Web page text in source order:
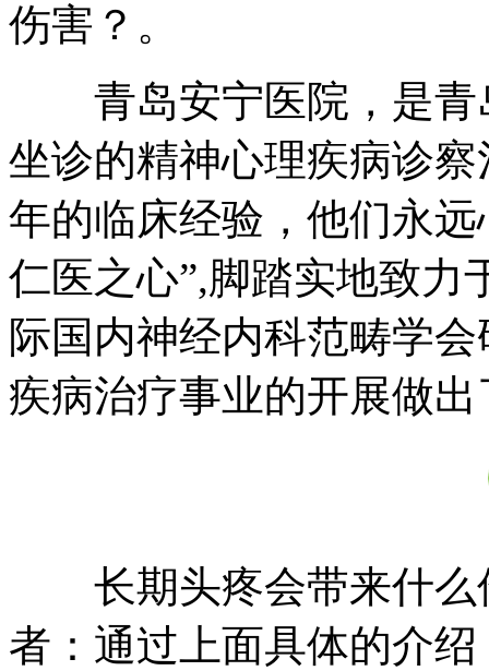
伤害？。
青岛安宁医院，是青
坐诊的精神心理疾病诊
年的临床经验，他们永
仁医之心”,脚踏实地致力
际国内神经内科范畴学
疾病治疗事业的开展做
长期头疼会带来什么
者：通过上面具体的介